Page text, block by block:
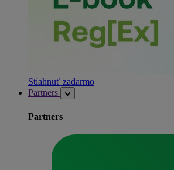
Stiahnuť zadarmo
Partners
Partners